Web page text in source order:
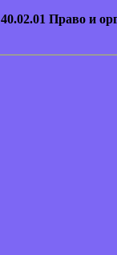
40.02.01 Право и